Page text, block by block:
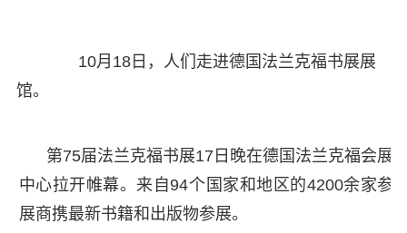
10月18日，人们走进德国法兰克福书展展
馆。
第75届法兰克福书展17日晚在德国法兰克福会展
中心拉开帷幕。来自94个国家和地区的4200余家参
展商携最新书籍和出版物参展。